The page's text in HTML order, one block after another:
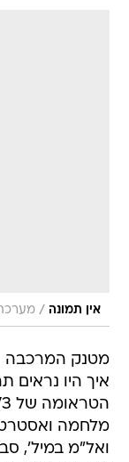
אין תמונה / מערכת
מטנק המרכבה
איך היו נראים
מלחמה
ואל"מ במיל',